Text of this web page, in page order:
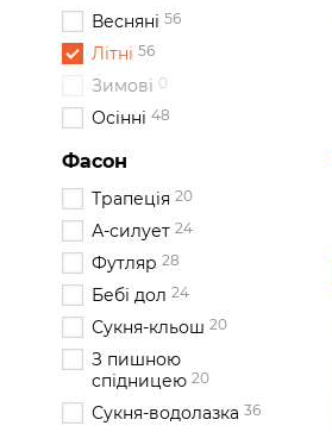
Весняні 56
Літні 56
Зимові 0
Осінні 48
Фасон
Трапеція 20
А-силует 24
Футляр 28
Бебі дол 24
Сукня-кльош 20
З пишною
спідницею 20
Сукня-водолазка 36